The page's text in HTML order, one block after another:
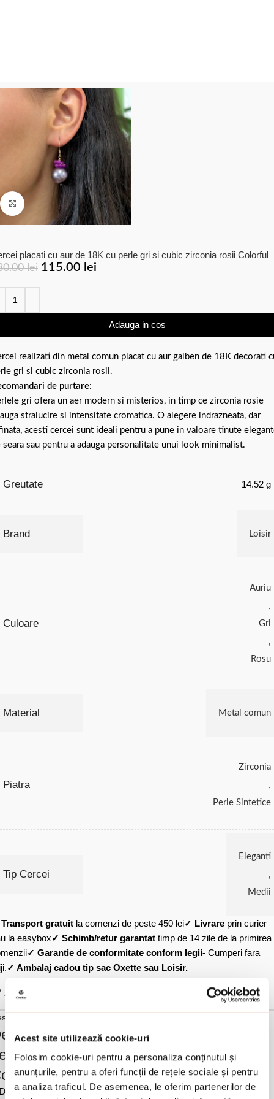
Acest site utilizează cookie-uri
Folosim cookie-uri pentru a personaliza conținutul și
anunțurile, pentru a oferi funcții de rețele sociale și pentru
a analiza traficul. De asemenea, le oferim partenerilor de
Click to enlarge
placati cu aur de 18K cu perle gri si cubic zirconia rosii Colorful
lei 115.00 lei
Adauga in cos
realizati din metal comun placat cu aur galben de 18K decorati
gri si cubic zirconia rosii.
de purtare:
gri ofera un aer modern si misterios, in timp ce zirconia rosie
stralucire si intensitate cromatica. O alegere indrazneata, dar
acesti cercei sunt ideali pentru a pune in valoare tinute
seara sau pentru a adauga personalitate unui look minimalist.
Greutate 14.52 g
Brand Loisir
Culoare
Auriu
,
Gri
,
Rosu
Material Metal comun
Piatra
Zirconia
,
Perle Sintetice
Tip Cercei
Eleganti
,
Medii
Transport gratuit la comenzi de peste 450 lei✓ Livrare prin curier
la easybox✓ Schimb/retur garantat timp de 14 zile de la primirea
✓ Garantie de conformitate conform legii- Cumperi fara
✓ Ambalaj cadou tip sac Oxette sau Loisir.
Adauga in wishlist
si detalii
produsului Cercei placati cu aur
18K cu perle gri si cubic zirconia rosii
perla 1.6 cm.